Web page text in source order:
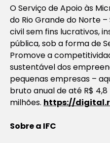
O Serviço de Apoio às
do Rio Grande do Norte –
civil sem fins lucrativos,
pública, sob a forma de
Promove a
sustentável dos
pequenas empresas –
bruto anual de até R$ 4,8
milhões. https://
Sobre a IFC